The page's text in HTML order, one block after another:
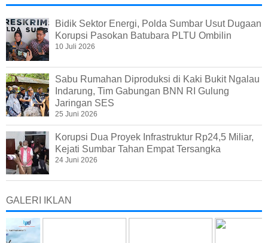
Bidik Sektor Energi, Polda Sumbar Usut Dugaan
Korupsi Pasokan Batubara PLTU Ombilin
10 Juli 2026
Sabu Rumahan Diproduksi di Kaki Bukit Ngalau
Indarung, Tim Gabungan BNN RI Gulung
Jaringan SES
25 Juni 2026
Korupsi Dua Proyek Infrastruktur Rp24,5 Miliar,
Kejati Sumbar Tahan Empat Tersangka
24 Juni 2026
GALERI IKLAN